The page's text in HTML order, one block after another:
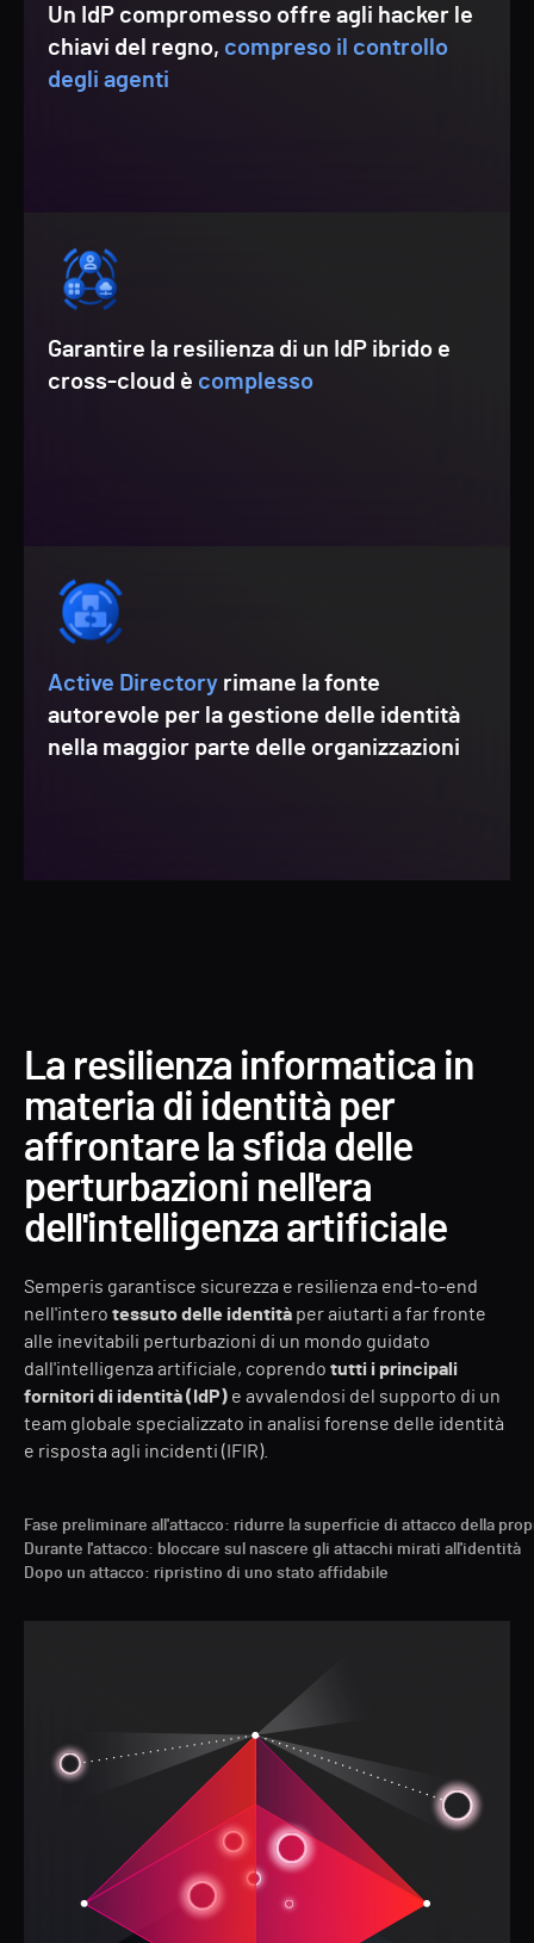
Un IdP compromesso offre agli hacker le
chiavi del regno, compreso il controllo
degli agenti
Garantire la resilienza di un IdP ibrido e
cross-cloud è complesso
Active Directory rimane la fonte
autorevole per la gestione delle identità
nella maggior parte delle organizzazioni
La resilienza informatica in
materia di identità per
affrontare la sfida delle
perturbazioni nell'era
dell'intelligenza artificiale
Semperis garantisce sicurezza e resilienza end-to-end
nell'intero tessuto delle identità per aiutarti a far fronte
alle inevitabili perturbazioni di un mondo guidato
dall'intelligenza artificiale, coprendo tutti i principali
fornitori di identità (IdP) e avvalendosi del supporto di un
team globale specializzato in analisi forense delle identità
e risposta agli incidenti (IFIR).
Fase preliminare all'attacco: ridurre la superficie di attacco della
Durante l'attacco: bloccare sul nascere gli attacchi mirati all'identità
Dopo un attacco: ripristino di uno stato affidabile